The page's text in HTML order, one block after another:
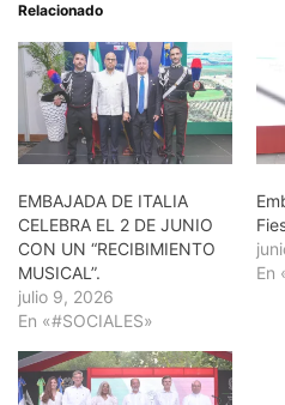
Relacionado
EMBAJADA DE ITALIA
CELEBRA EL 2 DE JUNIO
CON UN “RECIBIMIENTO
MUSICAL”.
julio 9, 2026
En «#SOCIALES»
En